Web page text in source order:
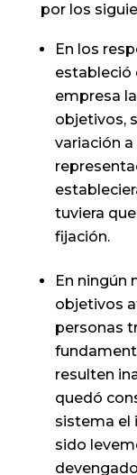
por los
En los
estableció
empresa
objetivos,
variación
tuviera
fijación.
En ningún
objetivos
personas
resulten
quedó
sistema el
sido